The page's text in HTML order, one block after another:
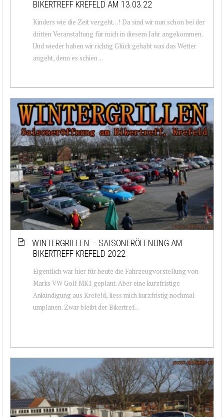
BIKERTREFF KREFELD AM 13.03.22
Kinders wie die Zeit vergeht…! Da sind wir nun schon bei der
dritten Veranstaltung für mich in diesem Jahr angekommen.
Und wieder haben wir richtig Glück gehabt was das Wetter
angeht, denn es schien ...
WINTERGRILLEN – SAISONERÖFFNUNG AM
BIKERTREFF KREFELD 2022
Eigentlich war hier für heute die Fahrzeugvorstellung von
Marks VW Golf MK1 geplant. Aber eine kurzfristige
Ankündigung aus Krefeld, liess mich kurzfristig nochmal
umplanen. Zwar bleibt der Bikertref...